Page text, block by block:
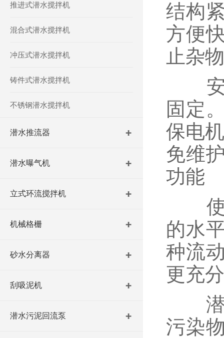
推进式潜水搅拌机
混合式潜水搅拌机
冲压式潜水搅拌机
铸件式潜水搅拌机
不锈钢潜水搅拌机
潜水推流器
潜水曝气机
立式环流搅拌机
机械格栅
砂水分离器
刮吸泥机
潜水污泥回流泵
结构
方便
止杂
安
固定
保电
免维
功能‌
使
的水
种流
更充
潜
污染